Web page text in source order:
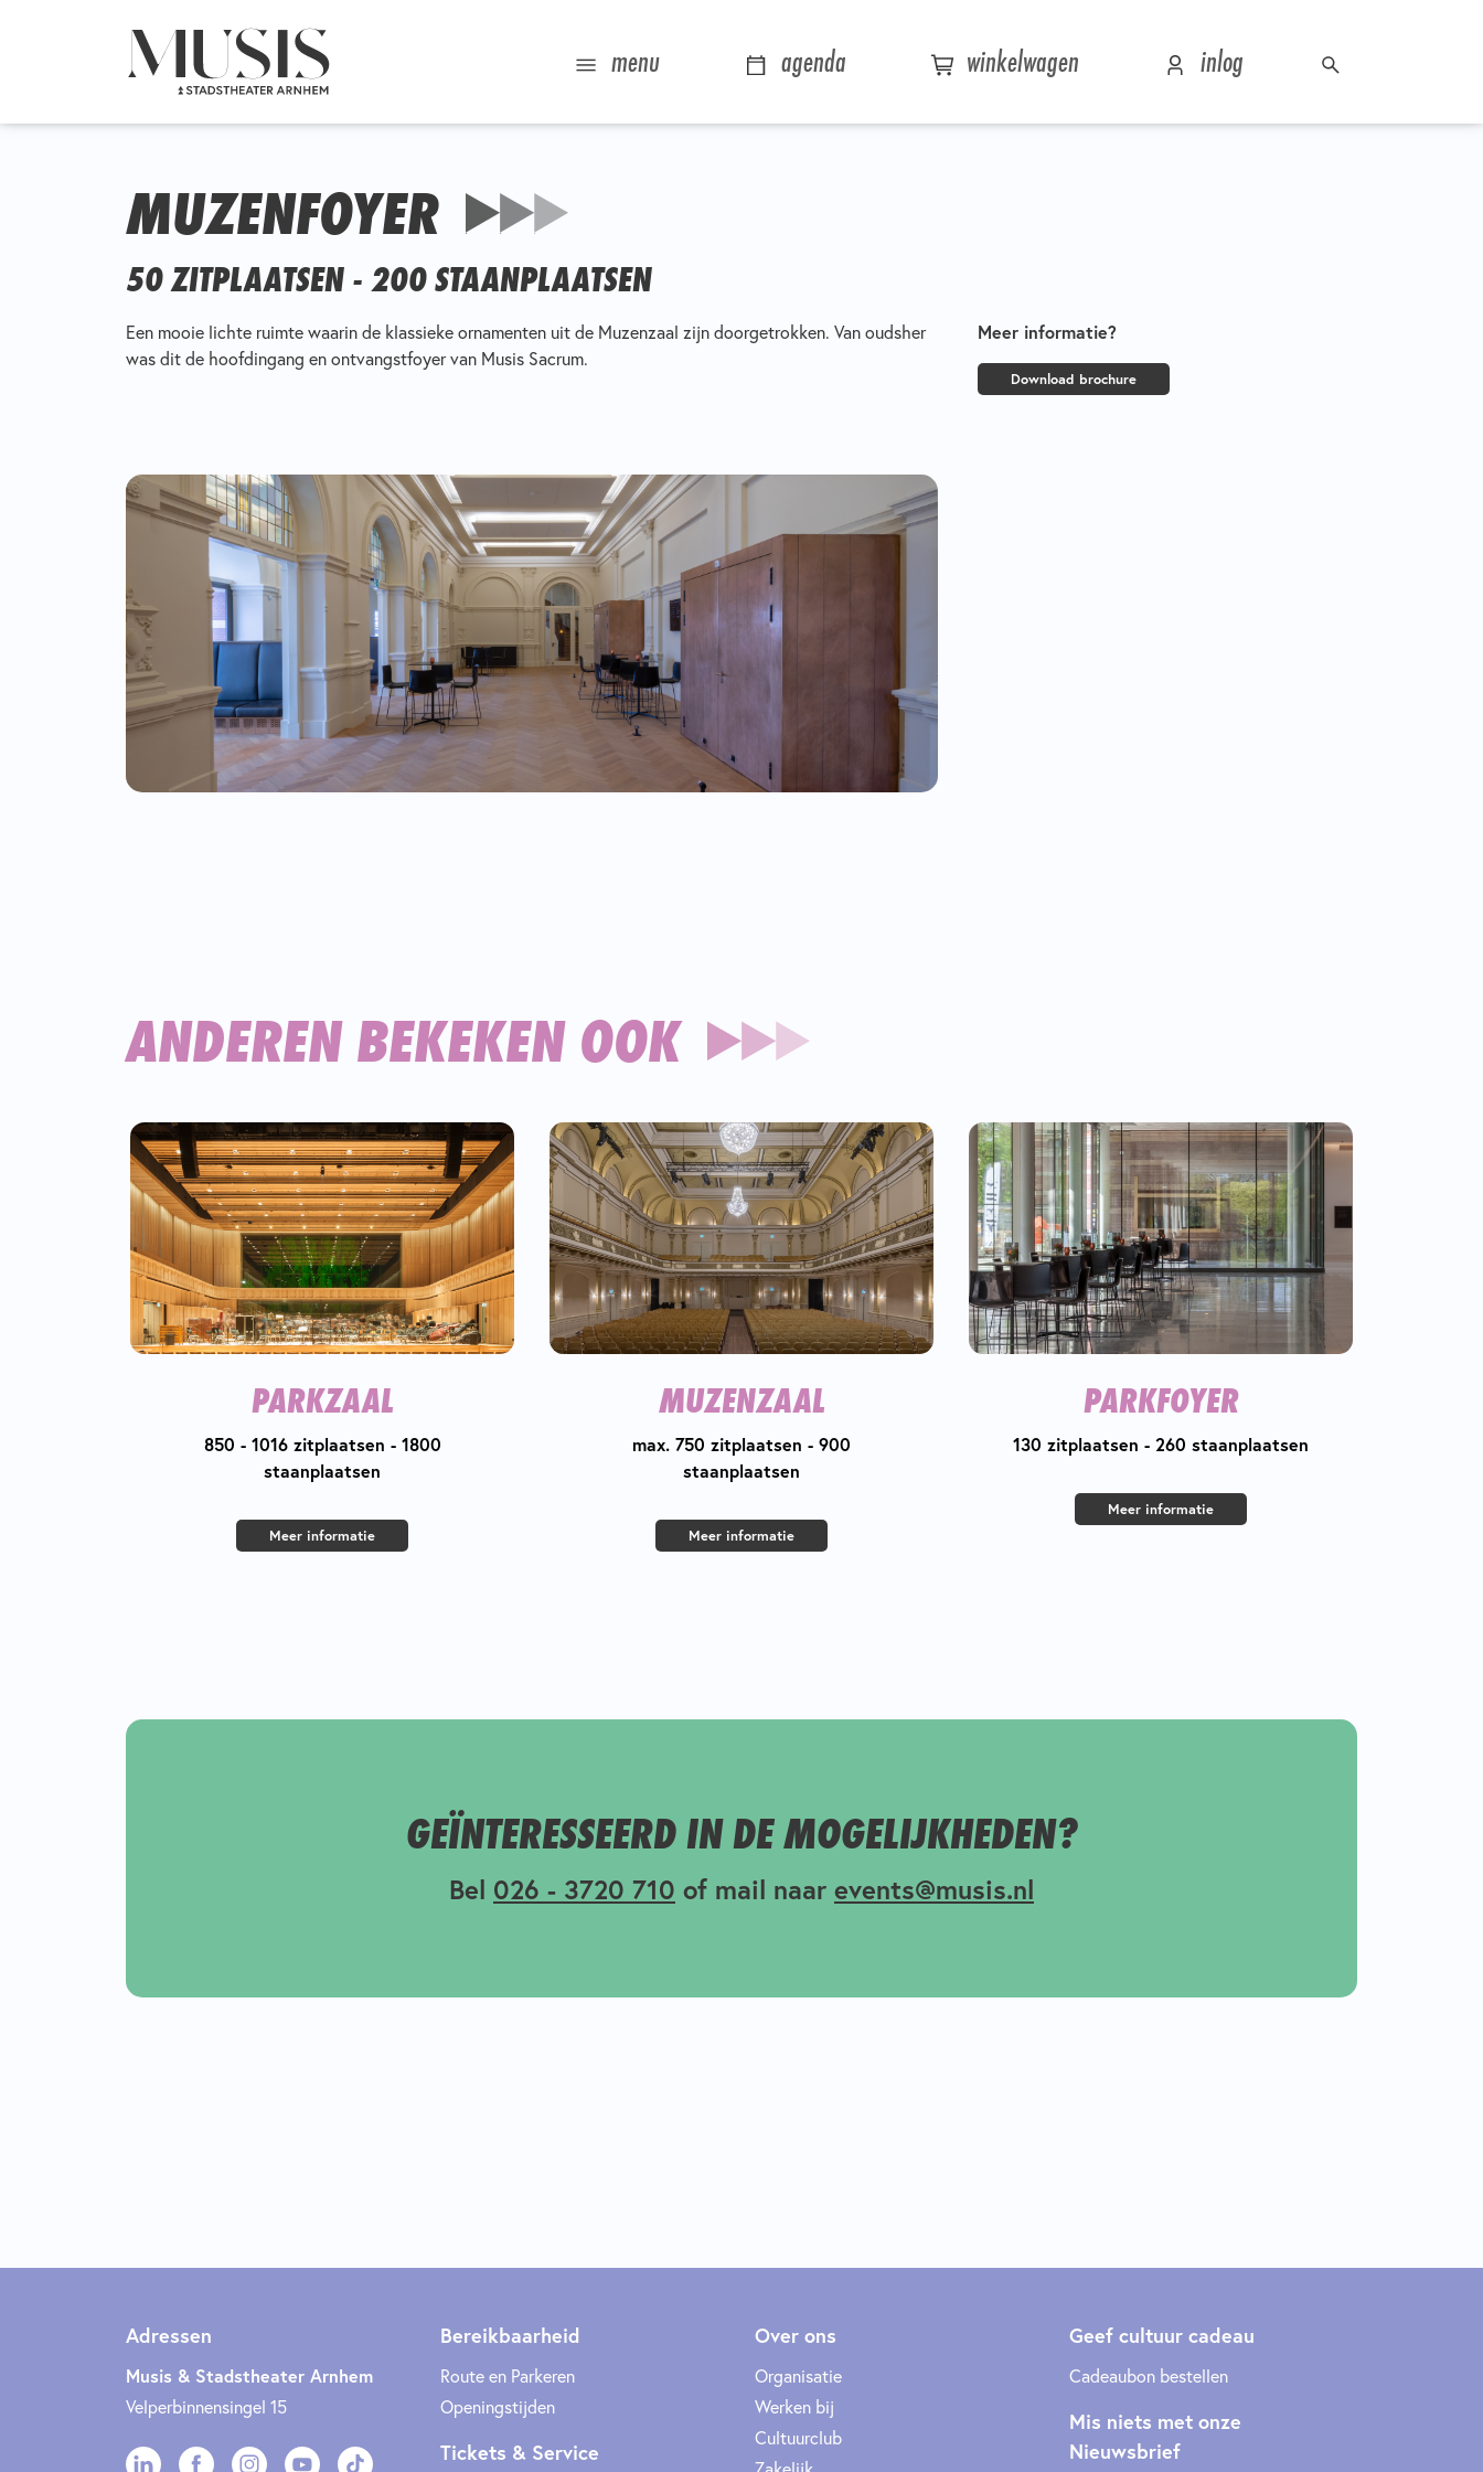
menu agenda winkelwagen inlog
MUZENFOYER
50 ZITPLAATSEN - 200 STAANPLAATSEN
Een mooie lichte ruimte waarin de klassieke ornamenten uit de Muzenzaal zijn doorgetrokken. Van oudsher
was dit de hoofdingang en ontvangstfoyer van Musis Sacrum.
Meer informatie?
Download brochure
ANDEREN BEKEKEN OOK
PARKZAAL
850 - 1016 zitplaatsen - 1800
staanplaatsen
Meer informatie
MUZENZAAL
max. 750 zitplaatsen - 900
staanplaatsen
Meer informatie
PARKFOYER
130 zitplaatsen - 260 staanplaatsen
Meer informatie
GEÏNTERESSEERD IN DE MOGELIJKHEDEN?
Bel 026 - 3720 710 of mail naar events@musis.nl
Adressen
Musis & Stadstheater Arnhem
Velperbinnensingel 15
Bereikbaarheid
Route en Parkeren
Openingstijden
Tickets & Service
Over ons
Organisatie
Werken bij
Cultuurclub
Geef cultuur cadeau
Cadeaubon bestellen
Mis niets met onze
Nieuwsbrief